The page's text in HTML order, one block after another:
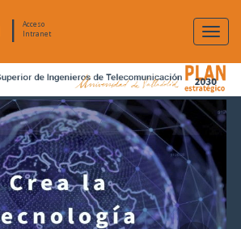
|
Acceso
Intranet